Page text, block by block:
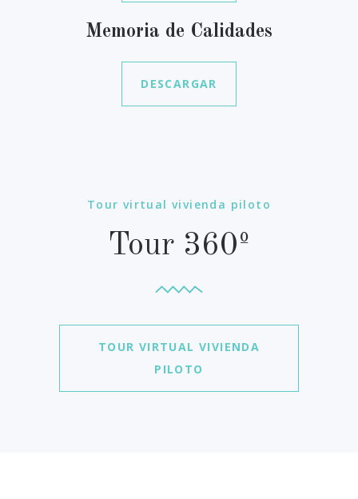
Memoria de Calidades
DESCARGAR
Tour virtual vivienda piloto
Tour 360º
TOUR VIRTUAL VIVIENDA
PILOTO